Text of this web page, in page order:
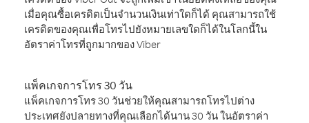
เมื่อคุณซื้อเครดิตเป็นจำนวนเงินเท่าใดก็ได้ คุณสามารถใช้
เครดิตของคุณเพื่อโทรไปยังหมายเลขใดก็ได้ในโลกนี้ใน
อัตราค่าโทรที่ถูกมากของ Viber
แพ็คเกจการโทร 30 วัน
แพ็คเกจการโทร 30 วันช่วยให้คุณสามารถโทรไปต่าง
ประเทศยังปลายทางที่คุณเลือกได้นาน 30 วัน ในอัตราค่า